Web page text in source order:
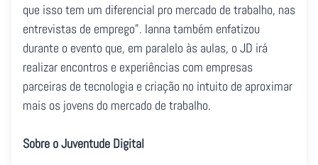
que isso tem um diferencial pro mercado de trabalho, nas
entrevistas de emprego”. Ianna também enfatizou
durante o evento que, em paralelo às aulas, o JD irá
realizar encontros e experiências com empresas
parceiras de tecnologia e criação no intuito de aproximar
mais os jovens do mercado de trabalho.
Sobre o Juventude Digital